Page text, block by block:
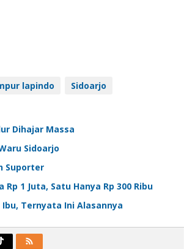
lapindo Sidoarjo
Dihajar Massa
Sidoarjo
Suporter
1 Juta, Satu Hanya Rp 300 Ribu
Ternyata Ini Alasannya